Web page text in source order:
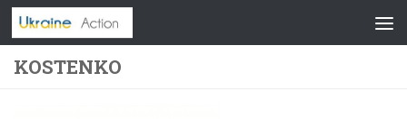
Skip to content
KOSTENKO